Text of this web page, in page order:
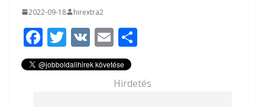
2022-09-18 hirextra2
F
ac
e
T
w
itt
V
K
E
m
ai
l
za
m
Hirdetés